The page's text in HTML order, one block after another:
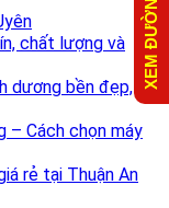
chất lượng và
dương bền đẹp,
– Cách chọn máy
rẻ tại Thuận An
XEM ĐƯỜNG ĐI